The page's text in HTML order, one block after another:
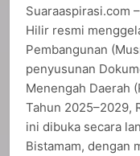
Suaraaspirasi.com
Hilir resmi
Pembangunan
penyusunan
Menengah Daerah
Tahun 2025–2029,
ini dibuka secara
Bistamam, dengan